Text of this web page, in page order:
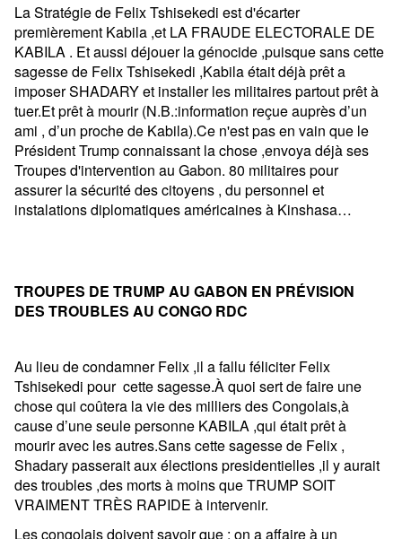
La Stratégie de Felix Tshisekedi est d'écarter
premièrement Kabila ,et LA FRAUDE ELECTORALE DE
KABILA . Et aussi déjouer la génocide ,puisque sans cette
sagesse de Felix Tshisekedi ,Kabila était déjà prêt a
imposer SHADARY et installer les militaires partout prêt à
tuer.Et prêt à mourir (N.B.:information reçue auprès d’un
ami , d’un proche de Kabila).Ce n'est pas en vain que le
Président Trump connaissant la chose ,envoya déjà ses
Troupes d'intervention au Gabon. 80 militaires pour
assurer la sécurité des citoyens , du personnel et
instalations diplomatiques américaines à Kinshasa…
TROUPES DE TRUMP AU GABON EN PRÉVISION
DES TROUBLES AU CONGO RDC
Au lieu de condamner Felix ,il a fallu féliciter Felix
Tshisekedi pour cette sagesse.À quoi sert de faire une
chose qui coûtera la vie des milliers des Congolais,à
cause d’une seule personne KABILA ,qui était prêt à
mourir avec les autres.Sans cette sagesse de Felix ,
Shadary passerait aux élections presidentielles ,il y aurait
des troubles ,des morts à moins que TRUMP SOIT
VRAIMENT TRÈS RAPIDE à intervenir.
Les congolais doivent savoir que : on a affaire à un